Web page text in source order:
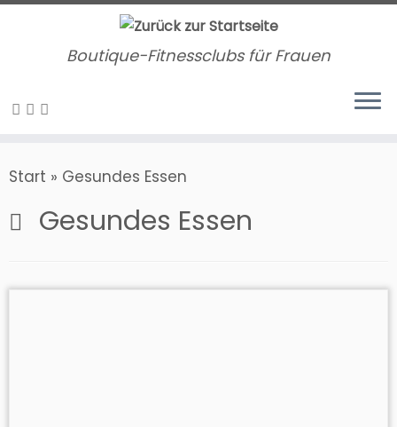
Zum
Boutique-Fitnessclubs für Frauen
Start » Gesundes Essen
Gesundes Essen